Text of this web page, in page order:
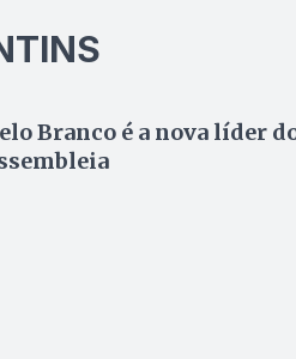
Branco é a nova líder